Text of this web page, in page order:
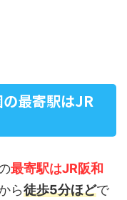
最寄駅はJR
最寄駅はJR阪和
ら徒歩5分ほどで